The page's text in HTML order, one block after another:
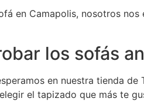
en Camapolis, nosotros
los sofás
en nuestra tienda
el tapizado que más te